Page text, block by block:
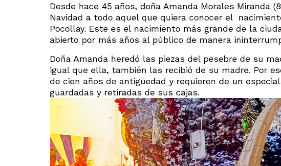
Desde hace 45 años, doña Amanda Morales Miranda
Navidad a todo aquel que quiera conocer el
Pocollay. Este es el nacimiento más grande de la
abierto por más años al público de manera
Doña Amanda heredó las piezas del pesebre de su
igual que ella, también las recibió de su madre. Por
de cien años de antigüedad y requieren de un
guardadas y retiradas de sus cajas.